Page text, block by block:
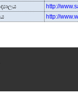
http://
http://